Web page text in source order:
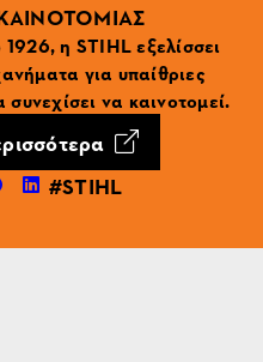
η STIHL εξελίσσει
για υπαίθριες
να καινοτομεί.
#STIHL